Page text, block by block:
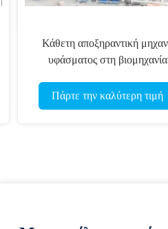
Κάθετη αποξηραντική
υφάσματος στη βιομηχανία
Πάρτε την καλύτερη τιμή